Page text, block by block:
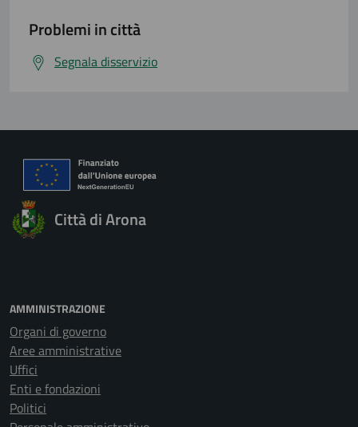
Problemi in città
Segnala disservizio
Città di Arona
AMMINISTRAZIONE
Organi di governo
Aree amministrative
Uffici
Enti e fondazioni
Politici